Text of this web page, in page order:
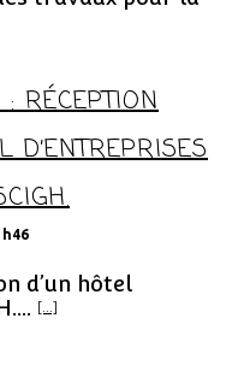
RÉCEPTION
D’ENTREPRISES
d’un hôtel
[...]